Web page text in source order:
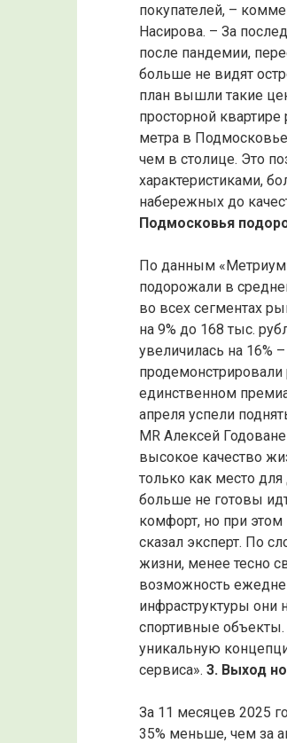
покупателей, –
Насирова. – За
после пандемии,
больше не видят
план вышли такие
просторной
метра в
чем в столице. Это
характеристиками,
набережных до
Подмосковья
По данным
подорожали в
во всех сегментах
на 9% до 168 тыс.
увеличилась на 16%
продемонстрировали
единственном
апреля успели
MR Алексей
высокое качество
только как место
больше не готовы
комфорт, но при
сказал эксперт. По
жизни, менее тесно
возможность
инфраструктуры они
спортивные
уникальную
сервиса». 3. Выход
За 11 месяцев 2025
35% меньше, чем за